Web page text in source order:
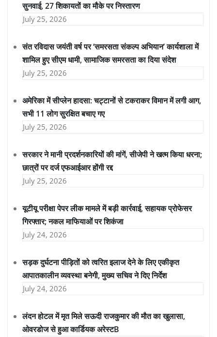
सुनवाई, 27 शिकायतों का मौके पर निस्तारण
July 25, 2026
संत रविदास जयंती वर्ष पर ‘समरसता संकल्प अभियान’ कार्यशाला में
शामिल हुए सीएम धामी, सामाजिक समरसता का दिया संदेश
July 25, 2026
अमेरिका में सीप्लेन हादसा: चट्टानों से टकराकर विमान में लगी आग,
सभी 11 लोग सुरक्षित बचाए गए
July 25, 2026
सरकार ने मानी प्रदर्शनकारियों की मांगें, सीजेपी ने खत्म किया धरना;
छात्रों पर दर्ज एफआईआर होंगी रद्द
July 25, 2026
यूटीयू परीक्षा पेपर लीक मामले में बड़ी कार्रवाई, सहायक प्रोफेसर
गिरफ्तार; नकल माफियाओं पर शिकंजा
July 24, 2026
सड़क दुर्घटना पीड़ितों को त्वरित इलाज देने के लिए एकीकृत
आपातकालीन व्यवस्था बनेगी, मुख्य सचिव ने दिए निर्देश
July 24, 2026
लंदन होटल में मृत मिले सऊदी राजकुमार की मौत का खुलासा,
ओवरडोज से हुआ कार्डियक अरेस्टB